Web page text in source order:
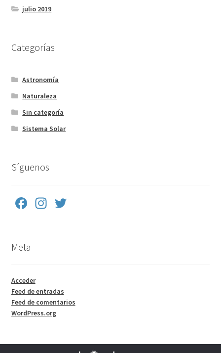
julio 2019
Categorías
Astronomía
Naturaleza
Sin categoría
Sistema Solar
Síguenos
Fa
o
k
In
Meta
Acceder
Feed de entradas
Feed de comentarios
WordPress.org